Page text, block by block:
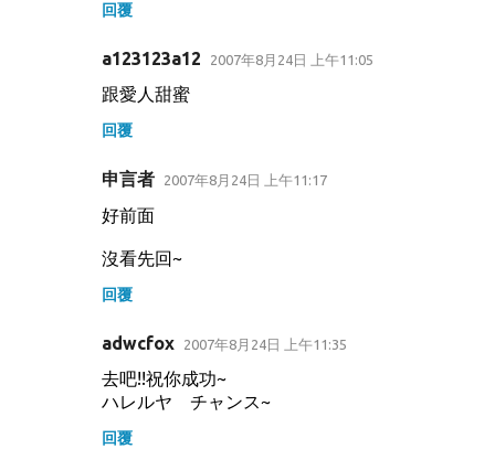
回覆
a123123a12 2007年8月24日 上午11:05
跟愛人甜蜜
回覆
申言者 2007年8月24日 上午11:17
好前面
沒看先回~
回覆
adwcfox 2007年8月24日 上午11:35
去吧!!祝你成功~
ハレルヤ チャンス~
回覆